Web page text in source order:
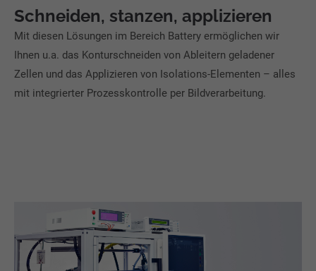
Schneiden, stanzen, applizieren
Mit diesen Lösungen im Bereich Battery ermöglichen wir
Ihnen u.a. das Konturschneiden von Ableitern geladener
Zellen und das Applizieren von Isolations-Elementen – alles
mit integrierter Prozesskontrolle per Bildverarbeitung.